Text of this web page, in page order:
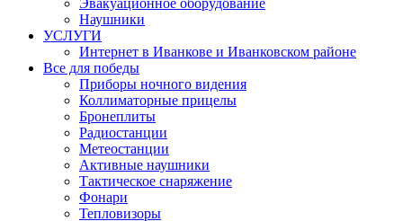
Эвакуационное оборудование
Наушники
УСЛУГИ
Интернет в Иванкове и Иванковском районе
Все для победы
Приборы ночного видения
Коллиматорные прицелы
Бронеплиты
Радиостанции
Метеостанции
Активные наушники
Тактическое снаряжение
Фонари
Тепловизоры